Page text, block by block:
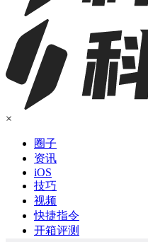
×
圈子
资讯
iOS
技巧
视频
快捷指令
开箱评测